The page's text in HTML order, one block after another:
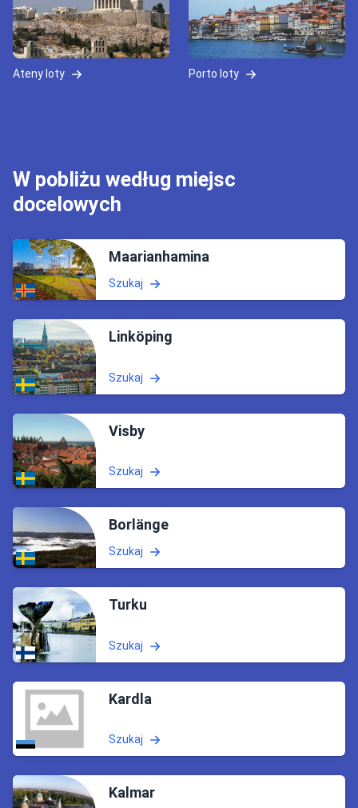
Ateny loty Porto loty
W pobliżu według miejsc
docelowych
Maarianhamina
Szukaj
Linköping
Szukaj
Visby
Szukaj
Borlänge
Szukaj
Turku
Szukaj
Kardla
Szukaj
Kalmar